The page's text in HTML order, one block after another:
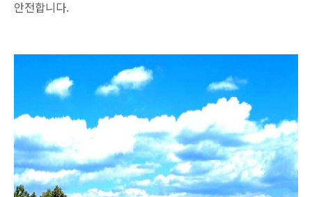
안전합니다.